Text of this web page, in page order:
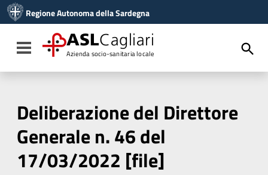
Vai al menu di navigazione
Vai al footer
Regione Autonoma della Sardegna
Toggle navigation
ASLCagliari
Azienda socio-sanitaria locale
Deliberazione del Direttore
Generale n. 46 del
17/03/2022 [file]